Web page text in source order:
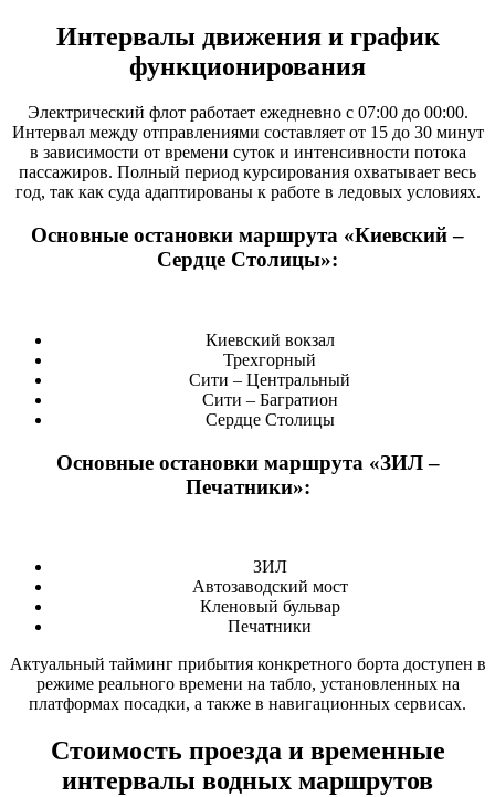
Интервалы движения и график
функционирования
Электрический флот работает ежедневно с 07:00 до 00:00.
Интервал между отправлениями составляет от 15 до 30 минут
в зависимости от времени суток и интенсивности потока
пассажиров. Полный период курсирования охватывает весь
год, так как суда адаптированы к работе в ледовых условиях.
Основные остановки маршрута «Киевский –
Сердце Столицы»:
Киевский вокзал
Трехгорный
Сити – Центральный
Сити – Багратион
Сердце Столицы
Основные остановки маршрута «ЗИЛ –
Печатники»:
ЗИЛ
Автозаводский мост
Кленовый бульвар
Печатники
Актуальный тайминг прибытия конкретного борта доступен в
режиме реального времени на табло, установленных на
платформах посадки, а также в навигационных сервисах.
Стоимость проезда и временные
интервалы водных маршрутов